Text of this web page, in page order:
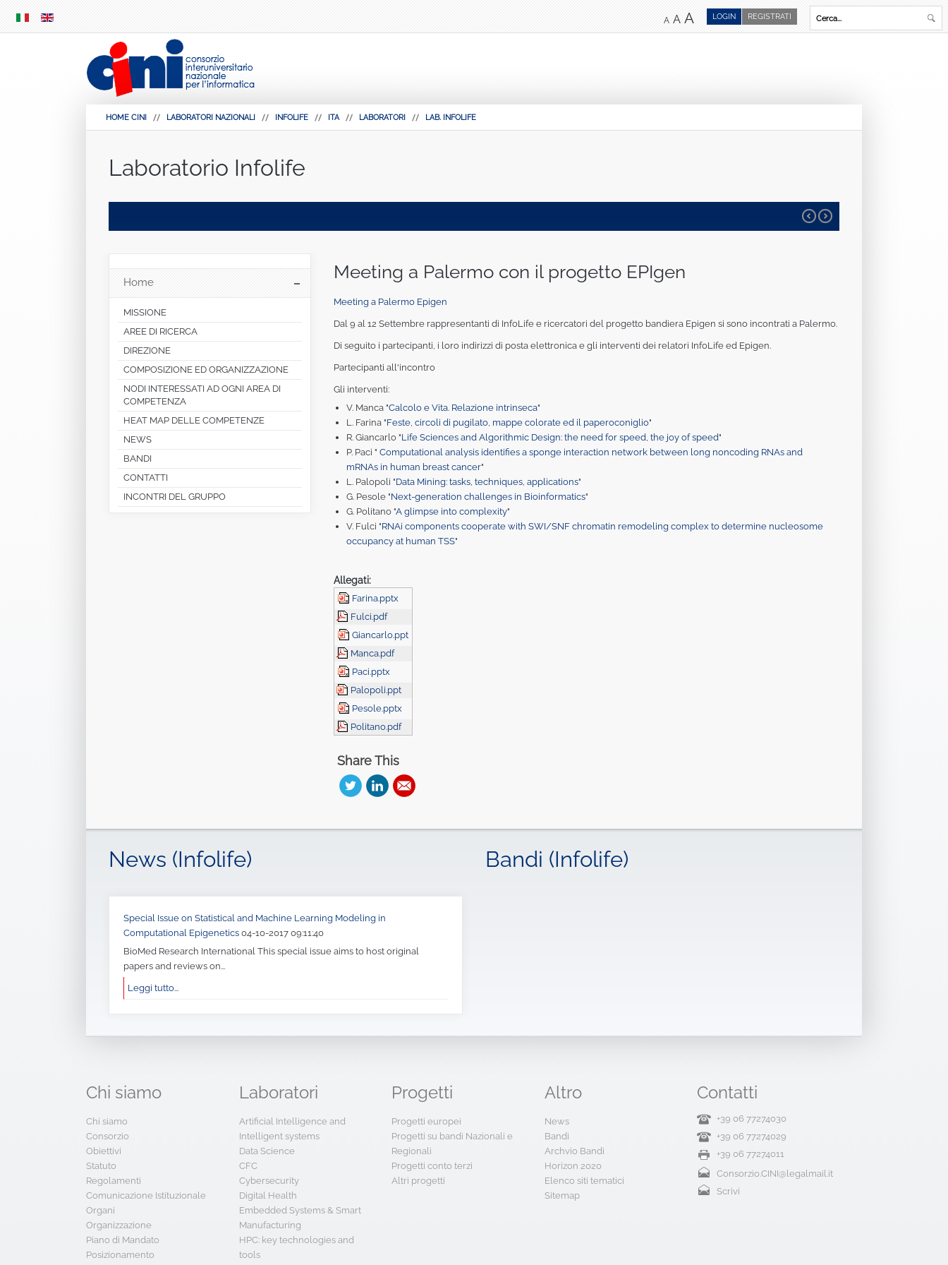
MENU
REGISTRATI
LOGIN
A A A
HOME CINI LABORATORI NAZIONALI INFOLIFE ITA LABORATORI LAB. INFOLIFE
Laboratorio Infolife
Meeting a Palermo con il progetto EPIgen
Meeting a Palermo Epigen
Dal 9 al 12 Settembre rappresentanti di InfoLife e ricercatori del progetto bandiera Epigen si sono incontrati a Palermo.
Di seguito i partecipanti, i loro indirizzi di posta elettronica e gli interventi dei relatori InfoLife ed Epigen.
Partecipanti all'incontro
Gli interventi:
V. Manca "Calcolo e Vita. Relazione intrinseca"
L. Farina "Feste, circoli di pugilato, mappe colorate ed il paperoconiglio"
R. Giancarlo "Life Sciences and Algorithmic Design: the need for speed, the joy of speed"
P. Paci " Computational analysis identifies a sponge interaction network between long noncoding RNAs and
mRNAs in human breast cancer"
L. Palopoli "Data Mining: tasks, techniques, applications"
G. Pesole "Next-generation challenges in Bioinformatics"
G. Politano "A glimpse into complexity"
V. Fulci "RNAi components cooperate with SWI/SNF chromatin remodeling complex to determine nucleosome
occupancy at human TSS"
Allegati:
Farina.pptx
Fulci.pdf
Giancarlo.ppt
Manca.pdf
Paci.pptx
Palopoli.ppt
Pesole.pptx
Politano.pdf
Share This
Home
MISSIONE
AREE DI RICERCA
DIREZIONE
COMPOSIZIONE ED ORGANIZZAZIONE
NODI INTERESSATI AD OGNI AREA DI
COMPETENZA
HEAT MAP DELLE COMPETENZE
NEWS
BANDI
CONTATTI
INCONTRI DEL GRUPPO
News (Infolife)
Special Issue on Statistical and Machine Learning Modeling in
Computational Epigenetics 04-10-2017 09:11:40
BioMed Research International This special issue aims to host original
papers and reviews on...
Leggi tutto...
Bandi (Infolife)
Chi siamo
Chi siamo
Consorzio
Obiettivi
Statuto
Regolamenti
Comunicazione Istituzionale
Organi
Organizzazione
Piano di Mandato
Posizionamento
Laboratori
Artificial Intelligence and
Intelligent systems
Data Science
CFC
Cybersecurity
Digital Health
Embedded Systems & Smart
Manufacturing
HPC: key technologies and
tools
Progetti
Progetti europei
Progetti su bandi Nazionali e
Regionali
Progetti conto terzi
Altri progetti
Altro
News
Bandi
Archvio Bandi
Horizon 2020
Elenco siti tematici
Sitemap
Contatti
+39 06 77274030
+39 06 77274029
+39 06 77274011
Consorzio.CINI@legalmail.it
Scrivi